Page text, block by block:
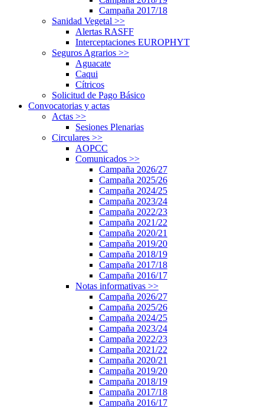
Campaña 2017/18
Sanidad Vegetal >>
Alertas RASFF
Interceptaciones EUROPHYT
Seguros Agrarios >>
Aguacate
Caqui
Cítricos
Solicitud de Pago Básico
Convocatorias y actas
Actas >>
Sesiones Plenarias
Circulares >>
AOPCC
Comunicados >>
Campaña 2026/27
Campaña 2025/26
Campaña 2024/25
Campaña 2023/24
Campaña 2022/23
Campaña 2021/22
Campaña 2020/21
Campaña 2019/20
Campaña 2018/19
Campaña 2017/18
Campaña 2016/17
Notas informativas >>
Campaña 2026/27
Campaña 2025/26
Campaña 2024/25
Campaña 2023/24
Campaña 2022/23
Campaña 2021/22
Campaña 2020/21
Campaña 2019/20
Campaña 2018/19
Campaña 2017/18
Campaña 2016/17